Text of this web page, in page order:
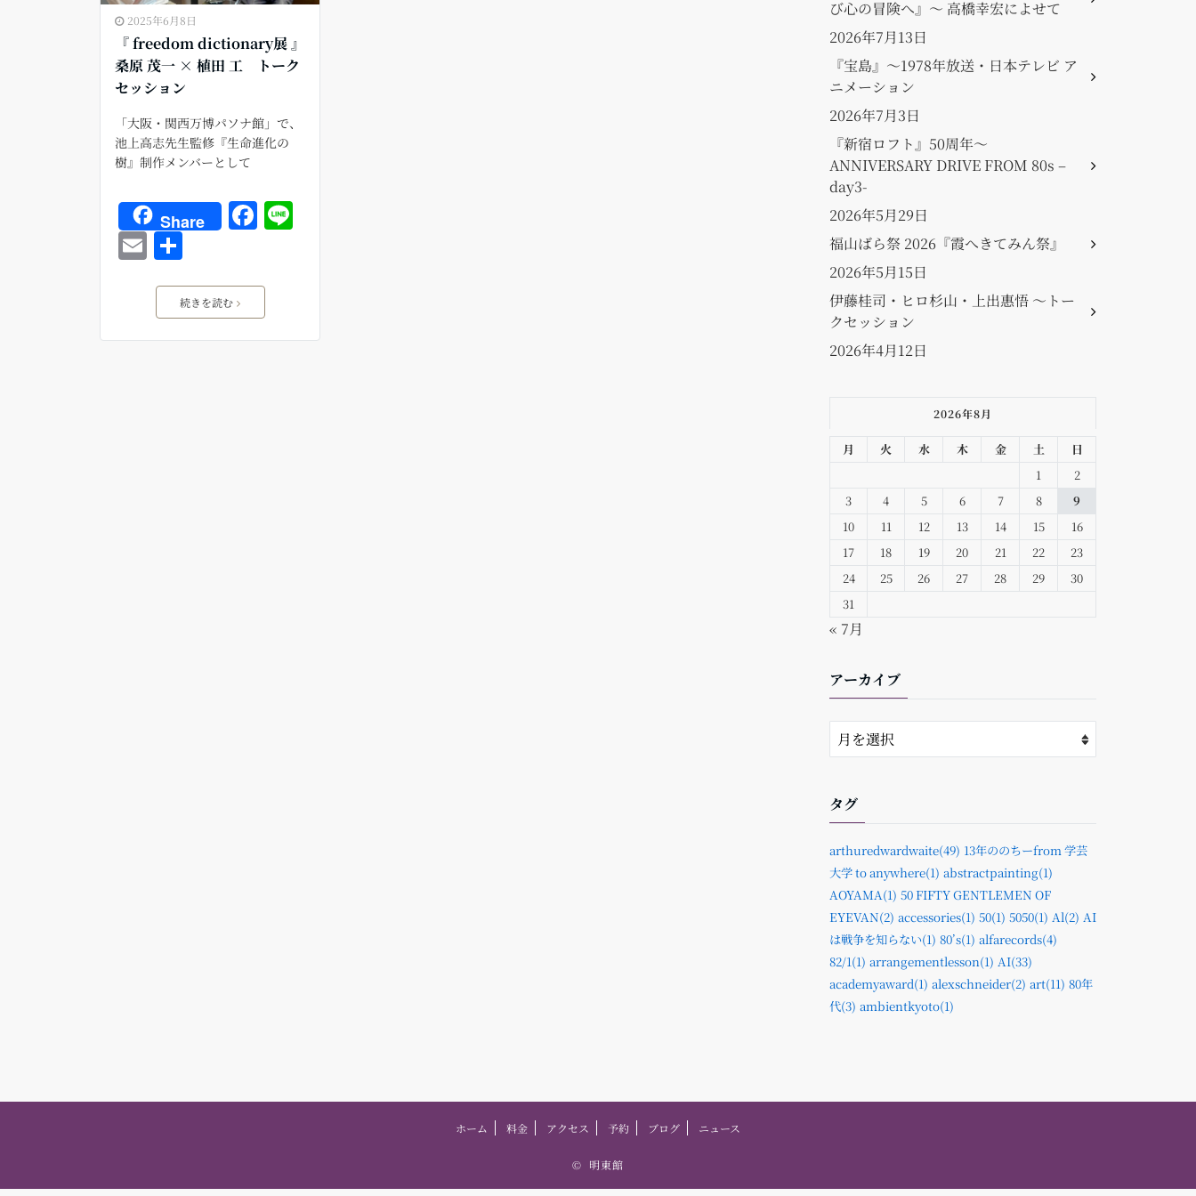
2025年6月8日
『 freedom dictionary展 』
桑原 茂一 × 植田 工 トーク
セッション
「大阪・関西万博パソナ館」で、
池上高志先生監修『生命進化の
樹』制作メンバーとして
Share F
a
e
b
E
m
l
有
続きを読む
び心の冒険へ』〜 高橋幸宏によせて
2026年7月13日
『宝島』〜1978年放送・日本テレビ ア
ニメーション
2026年7月3日
『新宿ロフト』50周年〜
ANNIVERSARY DRIVE FROM 80s –
day3-
2026年5月29日
福山ばら祭 2026『霞へきてみん祭』
2026年5月15日
伊藤桂司・ヒロ杉山・上出惠悟 〜トー
クセッション
2026年4月12日
2026年8月
月 火 水 木 金 土
日
1
2
3
4 5 6 7 8
9
10
11 12 13 14 15
16
17
18 19 20 21 22
23
24
25 26 27 28 29
30
31
« 7月
アーカイブ
タグ
arthuredwardwaite(49) 13年ののちーfrom 学芸
大学 to anywhere(1) abstractpainting(1)
AOYAMA(1) 50 FIFTY GENTLEMEN OF
EYEVAN(2) accessories(1) 50(1) 5050(1) Al(2) AI
は戦争を知らない(1) 80’s(1) alfarecords(4)
82/1(1) arrangementlesson(1) AI(33)
academyaward(1) alexschneider(2) art(11) 80年
代(3) ambientkyoto(1)
ホーム 料金 アクセス 予約 ブログ ニュース
© 明東館